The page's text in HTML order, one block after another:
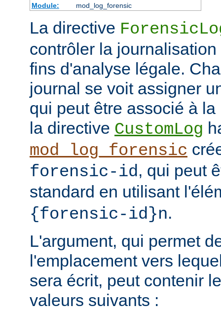
Module:
mod_log_forensic
La directive
contrôler la
fins d'analyse légale.
journal se voit assigner
qui peut être associé à
la directive CustomLog
mod_log_forensic
forensic-id, qui peut
standard en utilisant
{forensic-id}n.
L'argument, qui permet
l'emplacement vers
sera écrit, peut contenir
valeurs suivants :